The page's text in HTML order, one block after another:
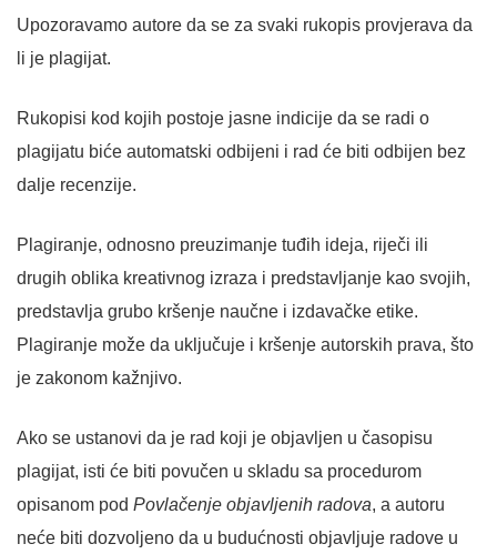
Upozoravamo autore da se za svaki rukopis provjerava da
li je plagijat.
Rukopisi kod kojih postoje jasne indicije da se radi o
plagijatu biće automatski odbijeni i rad će biti odbijen bez
dalje recenzije.
Plagiranje, odnosno preuzimanje tuđih ideja, riječi ili
drugih oblika kreativnog izraza i predstavljanje kao svojih,
predstavlja grubo kršenje naučne i izdavačke etike.
Plagiranje može da uključuje i kršenje autorskih prava, što
je zakonom kažnjivo.
Ako se ustanovi da je rad koji je objavljen u časopisu
plagijat, isti će biti povučen u skladu sa procedurom
opisanom pod Povlačenje objavljenih radova, a autoru
neće biti dozvoljeno da u budućnosti objavljuje radove u